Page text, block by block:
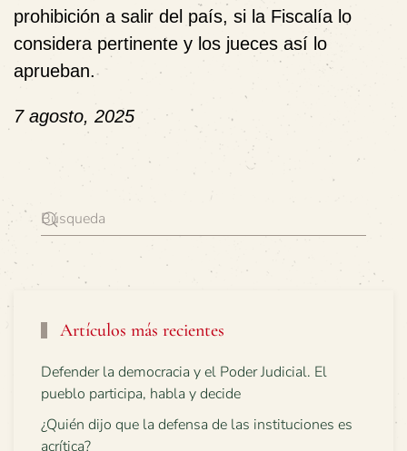
prohibición a salir del país, si la Fiscalía lo
considera pertinente y los jueces así lo
aprueban.
7 agosto, 2025
Artículos más recientes
Defender la democracia y el Poder Judicial. El
pueblo participa, habla y decide
¿Quién dijo que la defensa de las instituciones es
acrítica?